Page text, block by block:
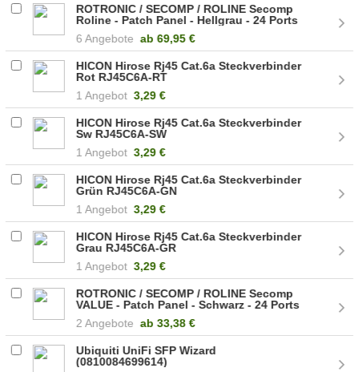
ROTRONIC / SECOMP / ROLINE Secomp
Roline - Patch Panel - Hellgrau - 24 Ports
6 Angebote ab 69,95 €
HICON Hirose Rj45 Cat.6a Steckverbinder
Rot RJ45C6A-RT
1 Angebot 3,29 €
HICON Hirose Rj45 Cat.6a Steckverbinder
Sw RJ45C6A-SW
1 Angebot 3,29 €
HICON Hirose Rj45 Cat.6a Steckverbinder
Grün RJ45C6A-GN
1 Angebot 3,29 €
HICON Hirose Rj45 Cat.6a Steckverbinder
Grau RJ45C6A-GR
1 Angebot 3,29 €
ROTRONIC / SECOMP / ROLINE Secomp
VALUE - Patch Panel - Schwarz - 24 Ports
2 Angebote ab 33,38 €
Ubiquiti UniFi SFP Wizard
(0810084699614)